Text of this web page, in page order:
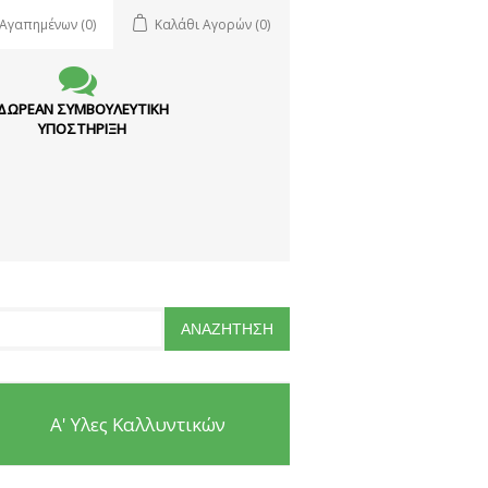
(0) Καλάθι Αγορών (0)
ΣΥΜΒΟΥΛΕΥΤΙΚΗ
ΥΠΟΣΤΗΡΙΞΗ
Α' Υλες Καλλυντικών